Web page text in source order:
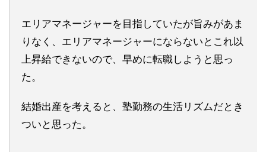
エリアマネージャーを目指していたが旨みがあま
りなく、エリアマネージャーにならないとこれ以
上昇給できないので、早めに転職しようと思っ
た。
結婚出産を考えると、塾勤務の生活リズムだとき
ついと思った。